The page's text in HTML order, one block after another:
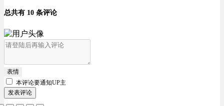
总共有 10 条评论
表情
本评论要通知UP主
发表评论